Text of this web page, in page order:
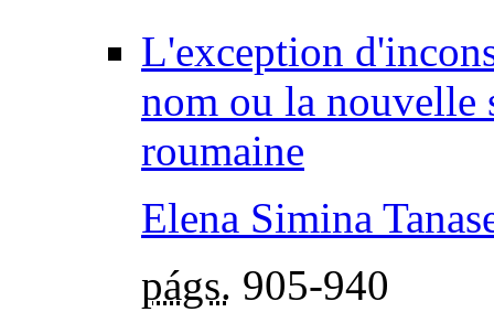
L'exception
nom ou la nouvelle
roumaine
Elena Simina
págs. 905-940